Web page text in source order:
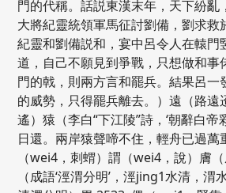
門的代稱。話説東漢末年，天下紛亂
大將紀靈統領軍馬征討劉備，劉求救
紀靈和劉備説和，宴中呂令人在轅門
道，自己不願見到爭戰，只想做和事
門的戟，則兩方言和罷兵。結果呂一
的威勢，只得罷兵離去。）遠（路
遙）猿（李白“下江陵”詩，‘朝辭白
日還。兩岸猿聲啼不住，輕舟已過萬
（wei4，刺蝟）謂（wei4，說）膚（
（成語‘涇渭分明’，涇jing1水清，渭